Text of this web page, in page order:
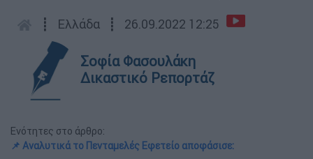
┋ Ελλάδα ┋ 26.09.2022 12:25
Σοφία Φασουλάκη
Δικαστικό Ρεπορτάζ
Ενότητες στο άρθρο:
📌 Αναλυτικά το Πενταμελές Εφετείο αποφάσισε: